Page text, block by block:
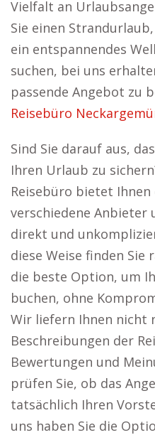
Vielfalt an
Sie einen
ein entspannendes
suchen, bei uns
passende Angebot zu
Reisebüro
Sind Sie darauf aus,
Ihren Urlaub zu
Reisebüro bietet
verschiedene Anbieter
direkt und
diese Weise finden
die beste Option, um
buchen, ohne
Wir liefern Ihnen nicht
Beschreibungen der
Bewertungen und
prüfen Sie, ob das
tatsächlich Ihren
uns haben Sie die